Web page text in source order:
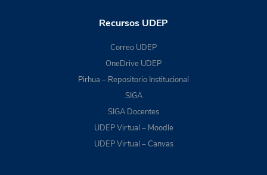
Recursos UDEP
Correo UDEP
OneDrive UDEP
Pirhua – Repositorio Institucional
SIGA
SIGA Docentes
UDEP Virtual – Moodle
UDEP Virtual – Canvas